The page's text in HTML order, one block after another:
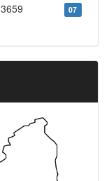
3659 07